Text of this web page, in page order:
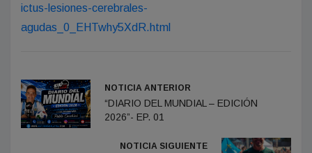
ictus-lesiones-cerebrales-
agudas_0_EHTwhy5XdR.html
NOTICIA ANTERIOR
“DIARIO DEL MUNDIAL – EDICIÓN
2026”- EP. 01
NOTICIA SIGUIENTE